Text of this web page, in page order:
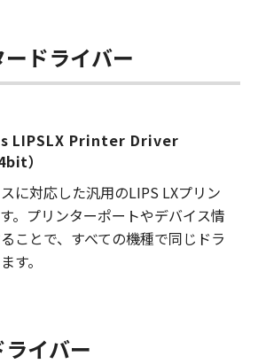
ドライバー
LIPSLX Printer Driver
）
に対応した汎用のLIPS LXプリン
。プリンターポートやデバイス情
ことで、すべての機種で同じドラ
す。
イバー